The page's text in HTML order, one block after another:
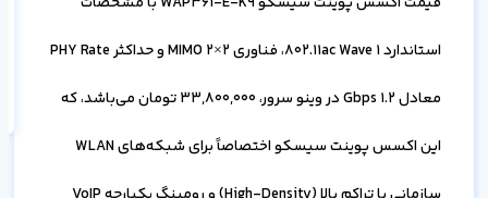
استاندارد 802.11ac Wave 1، فناوری 2×2 MIMO و حداکثر PHY Rate
معادل 1.2 Gbps در وینو سرور،
33,800,000تومان می‌باشد، که
این اکسس پوینت سیسکو اختصاصاً برای شبکه‌های WLAN